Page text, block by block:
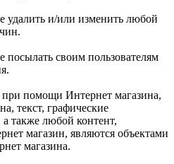
удалить и/или изменить любой
посылать своим пользователям
помощи Интернет магазина,
текст, графические
также любой контент,
магазин, являются объектами
магазина.